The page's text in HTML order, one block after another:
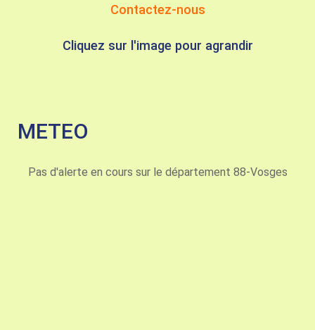
Contactez-nous
Cliquez sur l'image pour agrandir
METEO
Pas d'alerte en cours sur le département 88-Vosges